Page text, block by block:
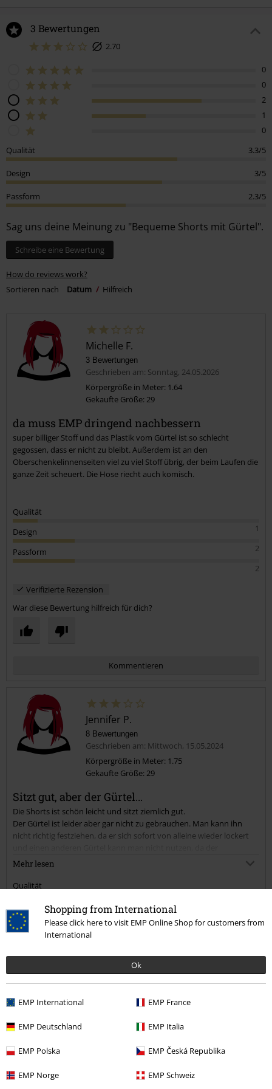
Shopping from International
Please click here to visit EMP Online Shop for customers from
International
Ok
EMP International EMP France
EMP Deutschland EMP Italia
EMP Polska EMP Česká Republika
EMP Norge EMP Schweiz
3 Bewertungen
2.70
0
0
2
1
0
Qualität
3.3/5
Design 3/5
Passform 2.3/5
Sag uns deine Meinung zu "Bequeme Shorts mit Gürtel".
Schreibe eine Bewertung
How do reviews work?
Sortieren nach
Datum Hilfreich
Michelle F.
3 Bewertungen
Geschrieben am: Sonntag, 24.05.2026
Körpergröße in Meter: 1.64
Gekaufte Größe: 29
da muss EMP dringend nachbessern
super billiger Stoff und das Plastik vom Gürtel ist so schlecht
gegossen, dass er nicht zu bleibt. Außerdem ist an den
Oberschenkelinnenseiten viel zu viel Stoff übrig, der beim Laufen die
ganze Zeit scheuert. Die Hose riecht auch komisch.
Qualität
1
Design
2
Passform
2
Verifizierte Rezension
War diese Bewertung hilfreich für dich?
Kommentieren
Kommentar jetzt abschicken!
Jennifer P.
8 Bewertungen
Geschrieben am: Mittwoch, 15.05.2024
Körpergröße in Meter: 1.75
Gekaufte Größe: 29
Sitzt gut, aber der Gürtel...
Die Shorts ist schön leicht und sitzt ziemlich gut.
Der Gürtel ist leider aber gar nicht zu gebrauchen. Man kann ihn
nicht richtig festziehen, da er sich sofort von alleine wieder lockert
vorhandene festgenäht ist.
Mehr lesen
Qualität
4
Passform
War diese Bewertung hilfreich für dich?